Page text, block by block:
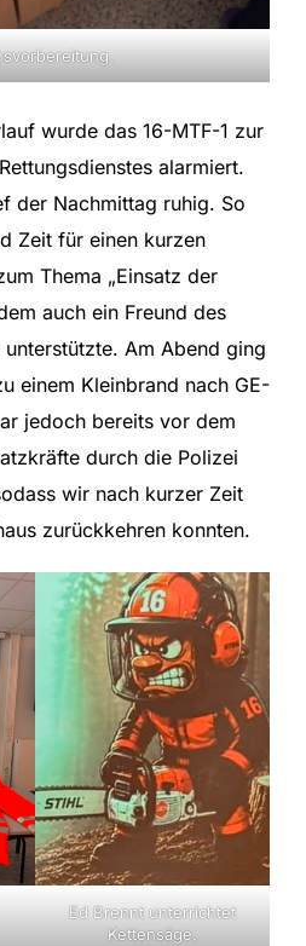
wurde das 16-MTF-1 zur
alarmiert.
der Nachmittag ruhig. So
Zeit für einen kurzen
Thema „Einsatz der
auch ein Freund des
Am Abend ging
einem Kleinbrand nach GE-
jedoch bereits vor dem
durch die Polizei
wir nach kurzer Zeit
zurückkehren konnten.
Ed Brennt unterrichtet
Kettensäge.